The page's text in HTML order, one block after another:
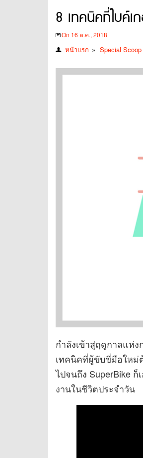
8 เทคนิคที่ไบค์เ
On 16 ต.ค., 2018
หน้าแรก » Special Scoop
กำลังเข้าสู่ฤดูกาลแห่
เทคนิคที่ผู้ขับขี่มือใหม่
ไปจนถึง SuperBike
งานในชีวิตประจำวัน